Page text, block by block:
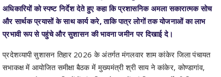
प्रभावी रूप से पहुंचे और सुशासन की भावना जमीन पर दिखाई दे।
प्रदेशव्यापी सुशासन तिहार 2026 के अंतर्गत मंगलवार शाम कांकेर जिला पंचायत
सभाकक्ष में आयोजित समीक्षा बैठक में मुख्यमंत्री श्री साय ने कांकेर, कोण्डागांव,
नारायणपुर और बस्तर जिलों में संचालित योजनाओं एवं विकास कार्यों की जिलावार
समीक्षा की। बैठक में मुख्यमंत्री ने विभिन्न विभागों के क्रियान्वयन की स्थिति की